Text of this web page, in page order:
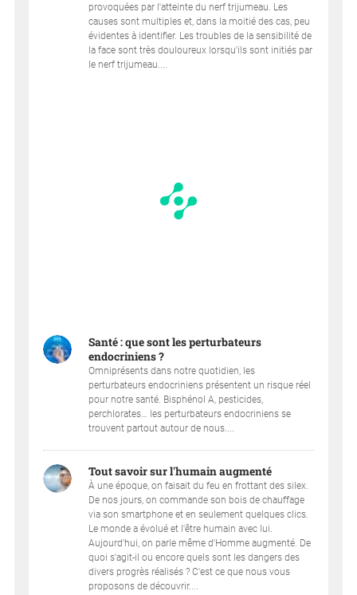
provoquées par l'atteinte du nerf trijumeau. Les
causes sont multiples et, dans la moitié des cas, peu
évidentes à identifier. Les troubles de la sensibilité de
la face sont très douloureux lorsqu'ils sont initiés par
le nerf trijumeau....
Santé : que sont les perturbateurs
endocriniens ?
Omniprésents dans notre quotidien, les
perturbateurs endocriniens présentent un risque réel
pour notre santé. Bisphénol A, pesticides,
perchlorates… les perturbateurs endocriniens se
trouvent partout autour de nous....
Tout savoir sur l'humain augmenté
À une époque, on faisait du feu en frottant des silex.
De nos jours, on commande son bois de chauffage
via son smartphone et en seulement quelques clics.
Le monde a évolué et l'être humain avec lui.
Aujourd'hui, on parle même d'Homme augmenté. De
quoi s'agit-il ou encore quels sont les dangers des
divers progrès réalisés ? C'est ce que nous vous
proposons de découvrir....